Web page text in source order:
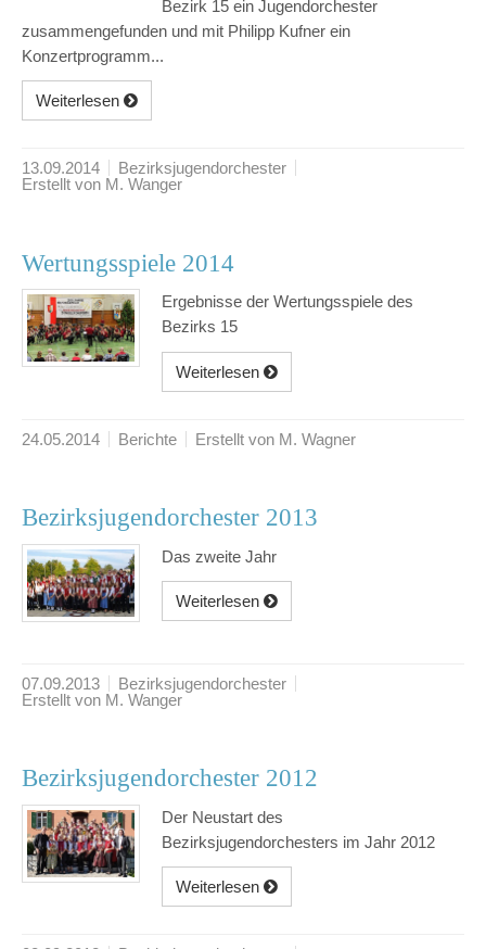
Bezirk 15 ein Jugendorchester
zusammengefunden und mit Philipp Kufner ein
Konzertprogramm...
Weiterlesen
13.09.2014
Bezirksjugendorchester
Erstellt von M. Wanger
Wertungsspiele 2014
Ergebnisse der Wertungsspiele des
Bezirks 15
Weiterlesen
24.05.2014 Berichte Erstellt von M. Wagner
Bezirksjugendorchester 2013
Das zweite Jahr
Weiterlesen
07.09.2013
Bezirksjugendorchester
Erstellt von M. Wanger
Bezirksjugendorchester 2012
Der Neustart des
Bezirksjugendorchesters im Jahr 2012
Weiterlesen